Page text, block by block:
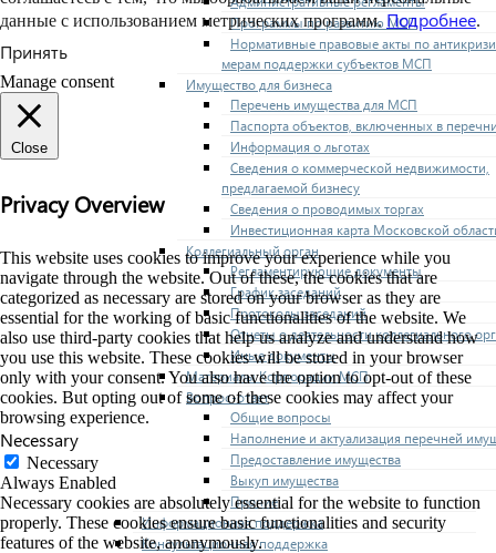
Программы по развитию МСП
Нормативные правовые акты по
мерам поддержки субъектов МСП
Имущество для бизнеса
Перечень имущества для МСП
Паспорта объектов, включенных в
Информация о льготах
Сведения о коммерческой недвижимости,
предлагаемой бизнесу
Сведения о проводимых торгах
Инвестиционная карта Московской
Коллегиальный орган
Регламентирующие документы
График заседаний
Протоколы заседаний
Отчеты о деятельности коллегиального
Иные документы
Материалы Корпорации МСП
Вопрос-ответ
Общие вопросы
Наполнение и актуализация перечней
Предоставление имущества
Выкуп имущества
Прочие
Информационная поддержка
Консультационная поддержка
данные с использованием метрических программ. Подробнее.
Принять
Manage consent
Close
Privacy Overview
This website uses cookies to improve your experience while you
navigate through the website. Out of these, the cookies that are
categorized as necessary are stored on your browser as they are
essential for the working of basic functionalities of the website. We
also use third-party cookies that help us analyze and understand how
you use this website. These cookies will be stored in your browser
only with your consent. You also have the option to opt-out of these
cookies. But opting out of some of these cookies may affect your
browsing experience.
Necessary
Necessary
Always Enabled
Necessary cookies are absolutely essential for the website to function
properly. These cookies ensure basic functionalities and security
features of the website, anonymously.